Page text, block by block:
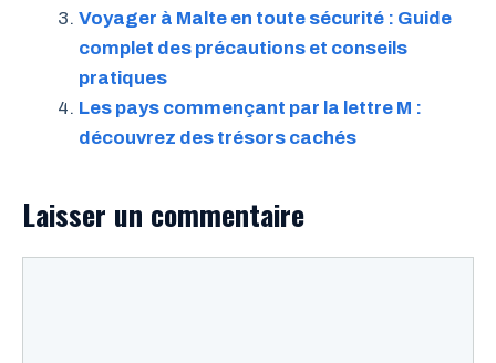
Voyager à Malte en toute sécurité : Guide
complet des précautions et conseils
pratiques
Les pays commençant par la lettre M :
découvrez des trésors cachés
Laisser un commentaire